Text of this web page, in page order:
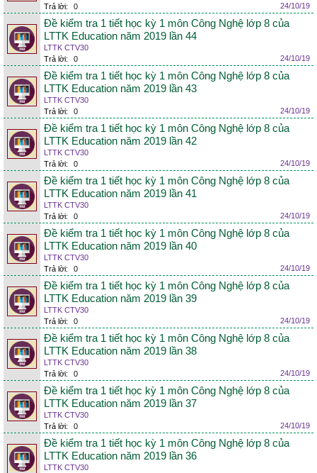
Trả lời:
0 24/10/19
Đề kiểm tra 1 tiết học kỳ 1 môn Công Nghệ lớp 8 của
LTTK Education năm 2019 lần 44
LTTK CTV30
Trả lời:
0 24/10/19
Đề kiểm tra 1 tiết học kỳ 1 môn Công Nghệ lớp 8 của
LTTK Education năm 2019 lần 43
LTTK CTV30
Trả lời:
0 24/10/19
Đề kiểm tra 1 tiết học kỳ 1 môn Công Nghệ lớp 8 của
LTTK Education năm 2019 lần 42
LTTK CTV30
Trả lời:
0 24/10/19
Đề kiểm tra 1 tiết học kỳ 1 môn Công Nghệ lớp 8 của
LTTK Education năm 2019 lần 41
LTTK CTV30
Trả lời:
0 24/10/19
Đề kiểm tra 1 tiết học kỳ 1 môn Công Nghệ lớp 8 của
LTTK Education năm 2019 lần 40
LTTK CTV30
Trả lời:
0 24/10/19
Đề kiểm tra 1 tiết học kỳ 1 môn Công Nghệ lớp 8 của
LTTK Education năm 2019 lần 39
LTTK CTV30
Trả lời:
0 24/10/19
Đề kiểm tra 1 tiết học kỳ 1 môn Công Nghệ lớp 8 của
LTTK Education năm 2019 lần 38
LTTK CTV30
Trả lời:
0 24/10/19
Đề kiểm tra 1 tiết học kỳ 1 môn Công Nghệ lớp 8 của
LTTK Education năm 2019 lần 37
LTTK CTV30
Trả lời:
0 24/10/19
Đề kiểm tra 1 tiết học kỳ 1 môn Công Nghệ lớp 8 của
LTTK Education năm 2019 lần 36
LTTK CTV30